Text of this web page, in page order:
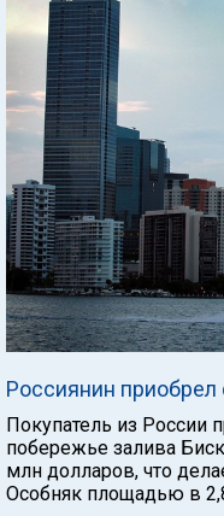
Россиянин
Покупатель из России
побережье залива
млн долларов, что
Особняк площадью в